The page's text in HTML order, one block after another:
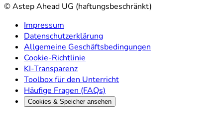
© Astep Ahead UG (haftungsbeschränkt)
Impressum
Datenschutzerklärung
Allgemeine Geschäftsbedingungen
Cookie-Richtlinie
KI-Transparenz
Toolbox für den Unterricht
Häufige Fragen (FAQs)
Cookies & Speicher ansehen